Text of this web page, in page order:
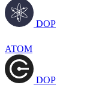
DOP
ATOM
DOP